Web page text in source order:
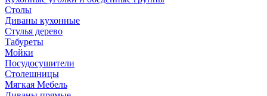
Столы
Диваны кухонные
Стулья дерево
Табуреты
Мойки
Посудосушители
Столешницы
Мягкая Мебель